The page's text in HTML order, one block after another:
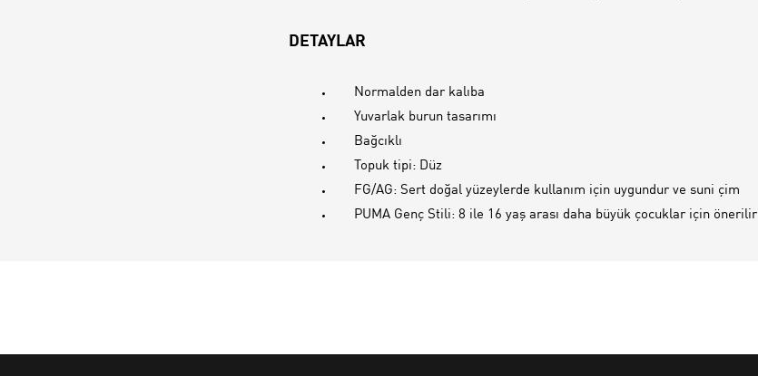
DETAYLAR
Normalden dar kalıba
Yuvarlak burun tasarımı
Bağcıklı
Topuk tipi: Düz
FG/AG: Sert doğal yüzeylerde kullanım için uygundur ve suni çim
PUMA Genç Stili: 8 ile 16 yaş arası daha büyük çocuklar için önerilir